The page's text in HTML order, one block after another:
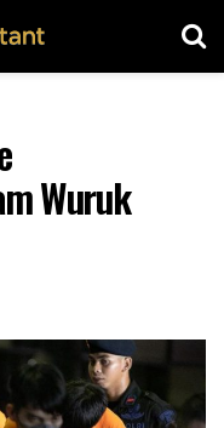
Wuruk